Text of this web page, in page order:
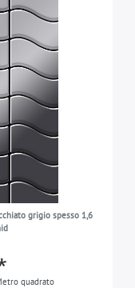
grigio spesso 1,6
quadrato